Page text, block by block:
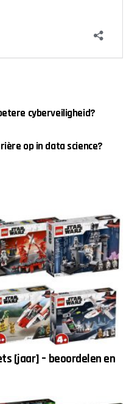
cyberveiligheid?
op in data science?
[jaar] – beoordelen en